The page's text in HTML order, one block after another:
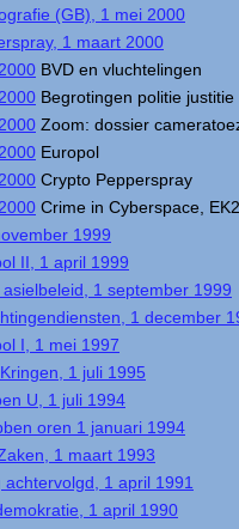
(GB), 1 mei 2000
1 maart 2000
BVD en vluchtelingen
Begrotingen politie justitie
Zoom: dossier
Europol
Crypto Pepperspray
Crime in Cyberspace,
1999
II, 1 april 1999
1 september 1999
1 december
I, 1 mei 1997
1 juli 1995
U, 1 juli 1994
oren 1 januari 1994
1 maart 1993
achtervolgd, 1 april 1991
1 april 1990